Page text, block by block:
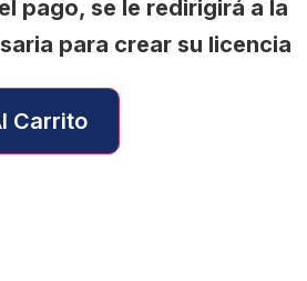
pago, se le redirigirá a la
para crear su licencia
Carrito